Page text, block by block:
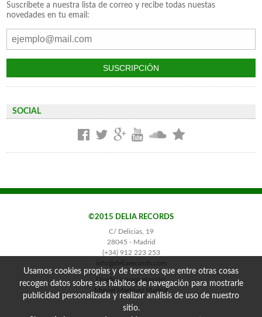
Suscríbete a nuestra lista de correo y recibe todas nuestas
novedades en tu email:
SOCIAL
©2015 DELIA RECORDS
C/ Delicias, 19
28045 - Madrid
(+34) 912 223 253
info@deliarecords.com
Diseño y maquetación:
Miguel Martínez Madrid
Usamos cookies propias y de terceros que entre otras cosas
recogen datos sobre sus hábitos de navegación para mostrarle
publicidad personalizada y realizar análisis de uso de nuestro
sitio.